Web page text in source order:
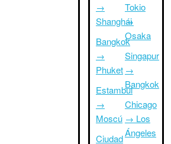
→
Shanghái
Bangkok
→
Phuket
Estambul
→
Moscú
Ciudad
Tokio
→
Osaka
Singapur
→
Bangkok
Chicago
→ Los
Ángeles